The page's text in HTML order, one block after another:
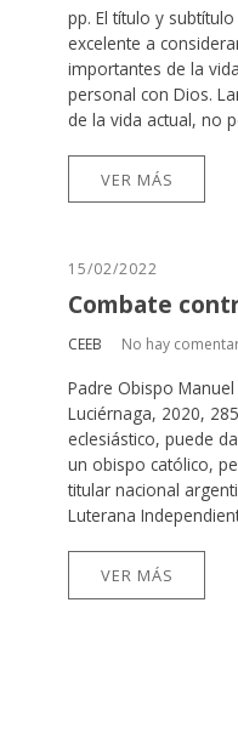
pp. El título y
excelente a
importantes de la
personal con Dios.
de la vida actual, no
VER MÁS
15/02/2022
Combate
CEEB No hay
Padre Obispo
Luciérnaga, 2020,
eclesiástico, puede
un obispo católico,
titular nacional
Luterana
VER MÁS